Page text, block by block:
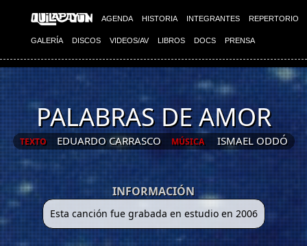
AGENDA HISTORIA INTEGRANTES REPERTORIO
GALERÍA DISCOS VIDEOS/AV LIBROS DOCS PRENSA
PALABRAS DE AMOR
TEXTO EDUARDO CARRASCO MÚSICA ISMAEL ODDÓ
INFORMACIÓN
Esta canción fue grabada en estudio en 2006